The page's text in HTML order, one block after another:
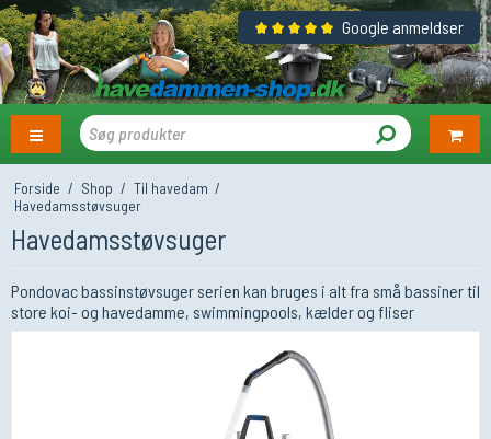
Google anmeldser
Forside / Shop / Til havedam /
Havedamsstøvsuger
Havedamsstøvsuger
Pondovac bassinstøvsuger serien kan bruges i alt fra små bassiner til
store koi- og havedamme, swimmingpools, kælder og fliser